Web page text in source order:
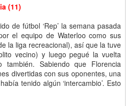
(11)
de fútbol ‘Rep’ la semana pasada
el equipo de Waterloo como sus
la liga recreacional), así que la tuve
vecino) y luego pegué la vuelta
Sabiendo que Florencia
divertidas con sus oponentes, una
tenido algún ‘intercambio’. Esto